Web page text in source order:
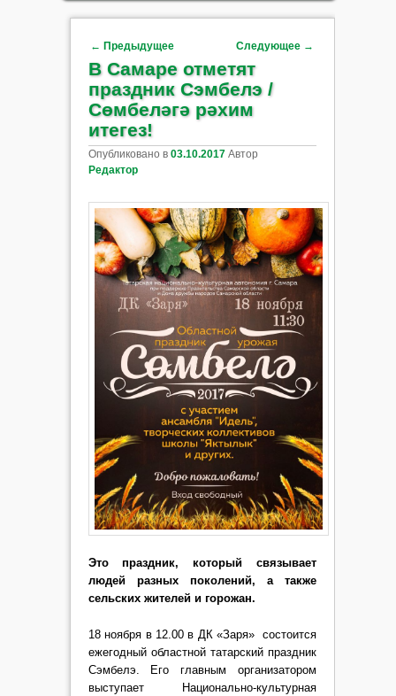
Навигация по записям
← Предыдущее Следующее →
В Самаре отметят
праздник Сэмбелэ /
Сөмбеләгә рәхим
итегез!
Опубликовано в 03.10.2017 Автор
Редактор
Это праздник, который связывает
людей разных поколений, а также
сельских жителей и горожан.
18 ноября в 12.00 в ДК «Заря» состоится
ежегодный областной татарский праздник
Сэмбелэ.
Его главным организатором
выступает Национально-культурная